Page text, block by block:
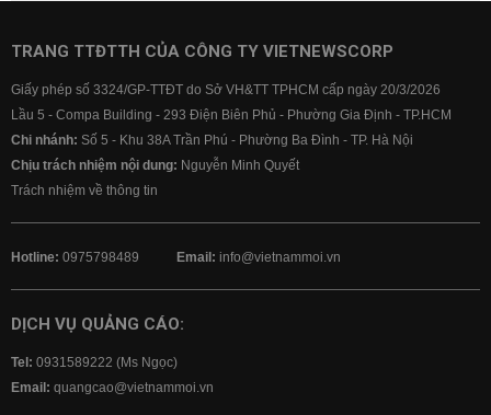
TRANG TTĐTTH CỦA CÔNG TY VIETNEWSCORP
Giấy phép số 3324/GP-TTĐT do Sở VH&TT TPHCM cấp ngày 20/3/2026
Lầu 5 - Compa Building - 293 Điện Biên Phủ - Phường Gia Định - TP.HCM
Chi nhánh: Số 5 - Khu 38A Trần Phú - Phường Ba Đình - TP. Hà Nội
Chịu trách nhiệm nội dung: Nguyễn Minh Quyết
Trách nhiệm về thông tin
Hotline: 0975798489 Email: info@vietnammoi.vn
DỊCH VỤ QUẢNG CÁO:
Tel: 0931589222 (Ms Ngọc)
Email: quangcao@vietnammoi.vn